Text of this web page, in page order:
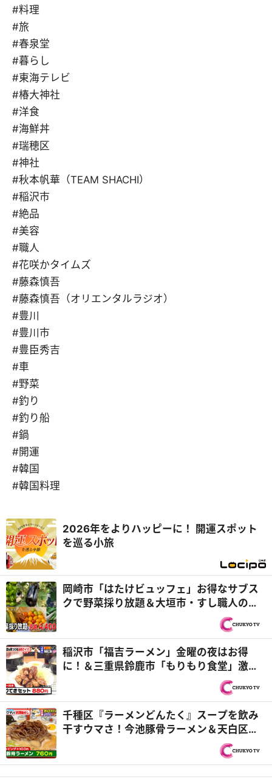
#料理
#旅
#春泉堂
#暮らし
#東海テレビ
#椿大神社
#洋食
#海鮮丼
#瑞穂区
#神社
#秋本帆華（TEAM SHACHI）
#稲沢市
#絶品
#美容
#職人
#花咲かタイムズ
#藤森慎吾
#藤森慎吾（オリエンタルラジオ）
#豊川
#豊川市
#豊臣秀吉
#車
#野菜
#釣り
#釣り船
#鍋
#開運
#韓国
#韓国料理
2026年をよりハッピーに！ 開運スポット
を巡る小旅
岡崎市「はたけビュッフェ」お得なサブス
クで野菜採り放題＆大垣市・すし職人の豪
華海鮮ランチ『PS純金（ゴールド）』
稲沢市「福吉ラーメン」金曜の夜はお得
に！＆三重県鈴鹿市「もりもり食堂」激ウ
マとりてきセットが880円『PS純金（ゴー
千種区『ラーメンどんたく』スープを飲み
干すウマさ！今池豚骨ラーメン＆天白区
『てんぐ大ホール』流れ出す洪水ティラミ